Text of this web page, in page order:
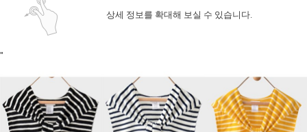
상세 정보를 확대해 보실 수 있습니다.
"